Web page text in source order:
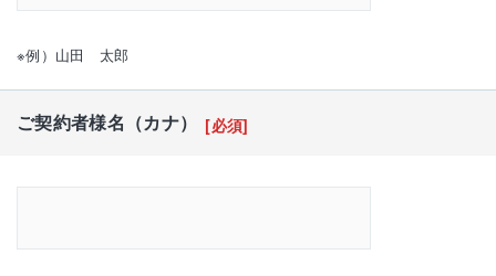
※例）山田 太郎
ご契約者様名（カナ） [必須]